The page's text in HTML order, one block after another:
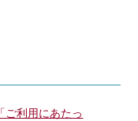
「ご利用にあたっ